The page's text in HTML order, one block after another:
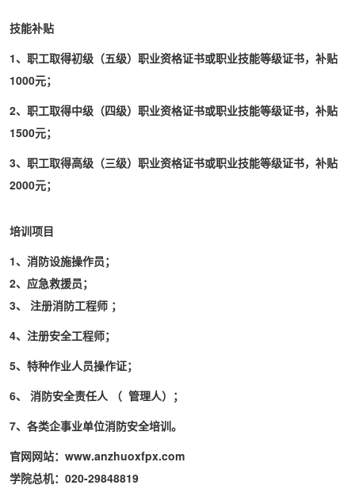
技能补贴
1、职工取得初级（五级）职业资格证书或职业技能等级证书，补贴
1000元；
2、职工取得中级（四级）职业资格证书或职业技能等级证书，补贴
1500元；
3、职工取得高级（三级）职业资格证书或职业技能等级证书，补贴
2000元；
培训项目
1、消防设施操作员；
2、应急救援员；
3、
注册消防工程师 ；
4、注册安全工程师；
5、特种作业人员操作证；
6、
消防安全责任人 （ 管理人）；
7、各类企事业单位消防安全培训。
官网网站：www.anzhuoxfpx.com
学院总机：020-29848819